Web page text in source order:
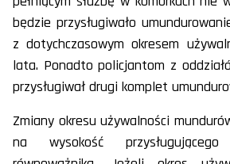
będzie przysługiwało
z dotychczasowym okresem
lata. Ponadto policjantom z
przysługiwał drugi komplet
Zmiany okresu używalności
na wysokość przysługującego